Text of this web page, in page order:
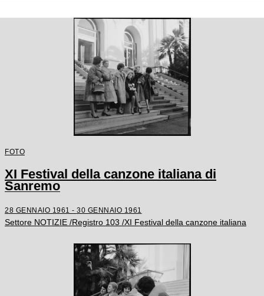
FOTO
XI Festival della canzone italiana di
Sanremo
28 GENNAIO 1961 - 30 GENNAIO 1961
Settore NOTIZIE /Registro 103 /XI Festival della canzone italiana